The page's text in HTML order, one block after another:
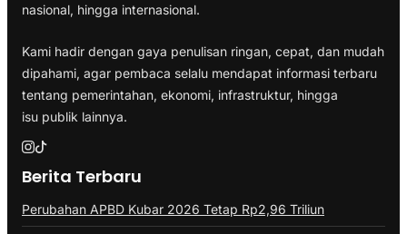
nasional, hingga internasional.
Kami hadir dengan gaya penulisan ringan, cepat, dan mudah
dipahami, agar pembaca selalu mendapat informasi terbaru
tentang pemerintahan, ekonomi, infrastruktur, hingga
isu publik lainnya.
Berita Terbaru
Perubahan APBD Kubar 2026 Tetap Rp2,96 Triliun